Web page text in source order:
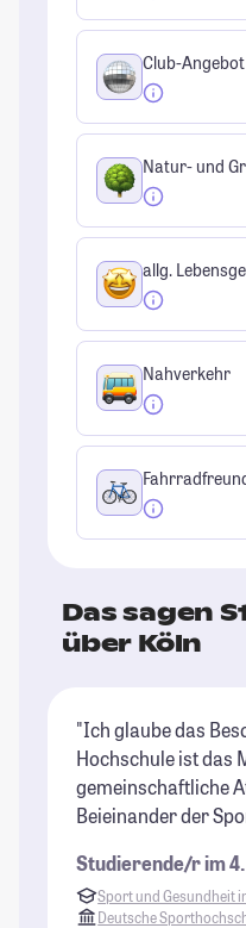
Club-Angebot
Natur- und
allg.
Nahverkehr
Das sagen
über Köln
"Ich glaube das
Hochschule ist das
gemeinschaftliche
Beieinander der
Studierende/r im
Sport und Gesundheit
Deutsche